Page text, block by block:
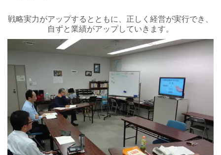
戦略実力がアップするとともに、正しく経営が実行でき、
自ずと業績がアップしていきます。